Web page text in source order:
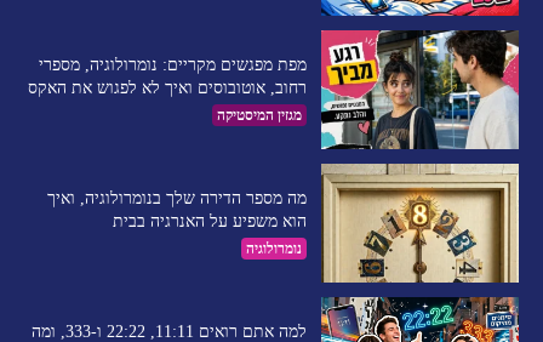
מפת מפגשים מקריים: נומרולוגיה, מספרי
רחוב, אוטובוסים ואיך לא לפגוש את האקס
מגזין המיסטיקה
מה מספר הדירה שלך בנומרולוגיה, ואיך
הוא משפיע על האנרגיה בבית
נומרולוגיה
למה אתם רואים 11:11, 22:22 ו-333, ומה